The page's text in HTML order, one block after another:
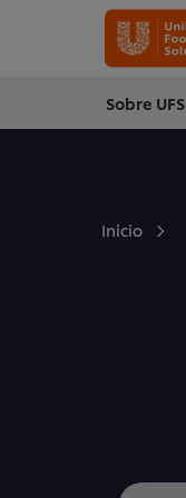
Sobre UFS
Inicio